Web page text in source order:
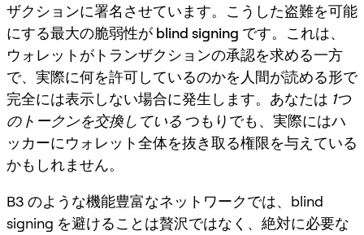
ザクションに署名させています。こうした盗難を可能
にする最大の脆弱性が blind signing です。これは、
ウォレットがトランザクションの承認を求める一方
で、実際に何を許可しているのかを人間が読める形で
完全には表示しない場合に発生します。あなたは 1つ
のトークンを交換している つもりでも、実際にはハ
ッカーにウォレット全体を抜き取る権限を与えている
かもしれません。
B3 のような機能豊富なネットワークでは、blind
signing を避けることは贅沢ではなく、絶対に必要な